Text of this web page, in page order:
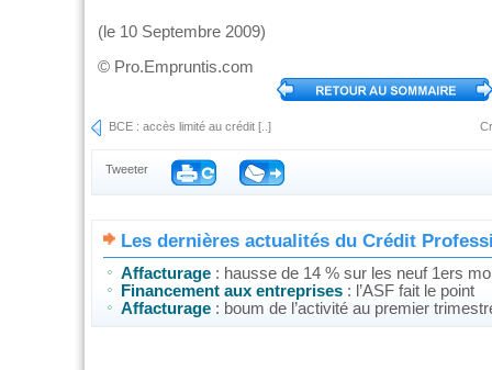
(le 10 Septembre 2009)
© Pro.Empruntis.com
BCE : accès limité au crédit [..]
Tweeter
Les dernières actualités du Crédit
Affacturage : hausse de 14 % sur les neuf 1ers
Financement aux entreprises : l’ASF fait le point
Affacturage : boum de l’activité au premier